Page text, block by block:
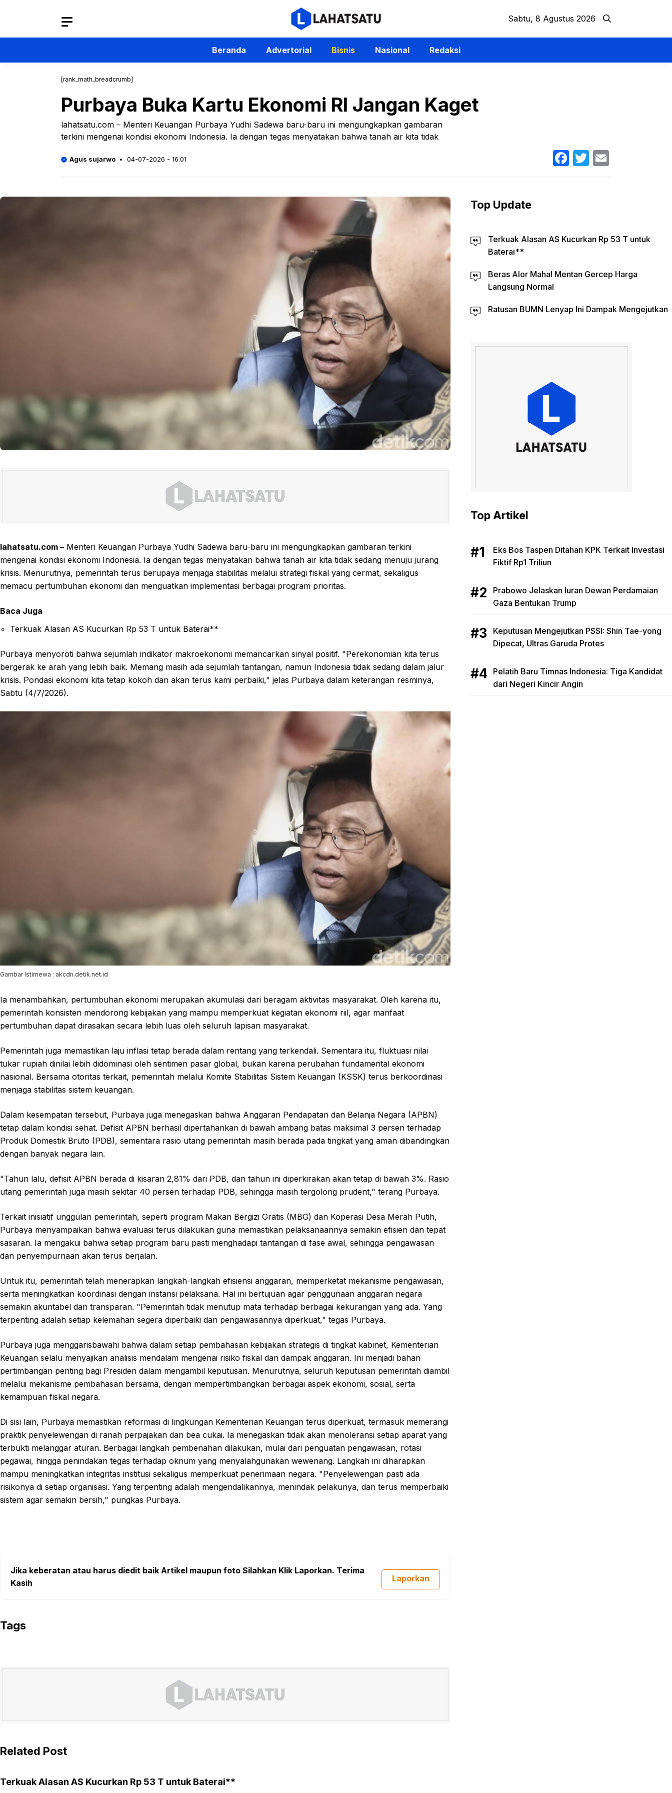
Sabtu, 8 Agustus 2026
Beranda Advertorial Bisnis Nasional Redaksi
[rank_math_breadcrumb]
Purbaya Buka Kartu Ekonomi RI Jangan Kaget
lahatsatu.com – Menteri Keuangan Purbaya Yudhi Sadewa baru-baru ini mengungkapkan gambaran
terkini mengenai kondisi ekonomi Indonesia. Ia dengan tegas menyatakan bahwa tanah air kita tidak
Agus sujarwo 04-07-2026 - 16.01 Facebook
Twitter
lahatsatu.com – Menteri Keuangan Purbaya Yudhi Sadewa baru-baru ini mengungkapkan gambaran terkini
mengenai kondisi ekonomi Indonesia. Ia dengan tegas menyatakan bahwa tanah air kita tidak sedang menuju jurang
krisis. Menurutnya, pemerintah terus berupaya menjaga stabilitas melalui strategi fiskal yang cermat, sekaligus
memacu pertumbuhan ekonomi dan menguatkan implementasi berbagai program prioritas.
Baca Juga
Terkuak Alasan AS Kucurkan Rp 53 T untuk Baterai**
Purbaya menyoroti bahwa sejumlah indikator makroekonomi memancarkan sinyal positif. "Perekonomian kita terus
bergerak ke arah yang lebih baik. Memang masih ada sejumlah tantangan, namun Indonesia tidak sedang dalam jalur
krisis. Pondasi ekonomi kita tetap kokoh dan akan terus kami perbaiki," jelas Purbaya dalam keterangan resminya,
Sabtu (4/7/2026).
Gambar Istimewa : akcdn.detik.net.id
Ia menambahkan, pertumbuhan ekonomi merupakan akumulasi dari beragam aktivitas masyarakat. Oleh karena itu,
pemerintah konsisten mendorong kebijakan yang mampu memperkuat kegiatan ekonomi riil, agar manfaat
pertumbuhan dapat dirasakan secara lebih luas oleh seluruh lapisan masyarakat.
Pemerintah juga memastikan laju inflasi tetap berada dalam rentang yang terkendali. Sementara itu, fluktuasi nilai
tukar rupiah dinilai lebih didominasi oleh sentimen pasar global, bukan karena perubahan fundamental ekonomi
nasional. Bersama otoritas terkait, pemerintah melalui Komite Stabilitas Sistem Keuangan (KSSK) terus berkoordinasi
menjaga stabilitas sistem keuangan.
Dalam kesempatan tersebut, Purbaya juga menegaskan bahwa Anggaran Pendapatan dan Belanja Negara (APBN)
tetap dalam kondisi sehat. Defisit APBN berhasil dipertahankan di bawah ambang batas maksimal 3 persen terhadap
Produk Domestik Bruto (PDB), sementara rasio utang pemerintah masih berada pada tingkat yang aman dibandingkan
dengan banyak negara lain.
"Tahun lalu, defisit APBN berada di kisaran 2,81% dari PDB, dan tahun ini diperkirakan akan tetap di bawah 3%. Rasio
utang pemerintah juga masih sekitar 40 persen terhadap PDB, sehingga masih tergolong prudent," terang Purbaya.
Terkait inisiatif unggulan pemerintah, seperti program Makan Bergizi Gratis (MBG) dan Koperasi Desa Merah Putih,
Purbaya menyampaikan bahwa evaluasi terus dilakukan guna memastikan pelaksanaannya semakin efisien dan tepat
sasaran. Ia mengakui bahwa setiap program baru pasti menghadapi tantangan di fase awal, sehingga pengawasan
dan penyempurnaan akan terus berjalan.
Untuk itu, pemerintah telah menerapkan langkah-langkah efisiensi anggaran, memperketat mekanisme pengawasan,
serta meningkatkan koordinasi dengan instansi pelaksana. Hal ini bertujuan agar penggunaan anggaran negara
semakin akuntabel dan transparan. "Pemerintah tidak menutup mata terhadap berbagai kekurangan yang ada. Yang
terpenting adalah setiap kelemahan segera diperbaiki dan pengawasannya diperkuat," tegas Purbaya.
Purbaya juga menggarisbawahi bahwa dalam setiap pembahasan kebijakan strategis di tingkat kabinet, Kementerian
Keuangan selalu menyajikan analisis mendalam mengenai risiko fiskal dan dampak anggaran. Ini menjadi bahan
pertimbangan penting bagi Presiden dalam mengambil keputusan. Menurutnya, seluruh keputusan pemerintah diambil
melalui mekanisme pembahasan bersama, dengan mempertimbangkan berbagai aspek ekonomi, sosial, serta
kemampuan fiskal negara.
Di sisi lain, Purbaya memastikan reformasi di lingkungan Kementerian Keuangan terus diperkuat, termasuk memerangi
praktik penyelewengan di ranah perpajakan dan bea cukai. Ia menegaskan tidak akan menoleransi setiap aparat yang
terbukti melanggar aturan. Berbagai langkah pembenahan dilakukan, mulai dari penguatan pengawasan, rotasi
pegawai, hingga penindakan tegas terhadap oknum yang menyalahgunakan wewenang. Langkah ini diharapkan
mampu meningkatkan integritas institusi sekaligus memperkuat penerimaan negara. "Penyelewengan pasti ada
risikonya di setiap organisasi. Yang terpenting adalah mengendalikannya, menindak pelakunya, dan terus memperbaiki
sistem agar semakin bersih," pungkas Purbaya.
Jika keberatan atau harus diedit baik Artikel maupun foto Silahkan Klik Laporkan. Terima
Kasih
Laporkan
Tags
Related Post
Terkuak Alasan AS Kucurkan Rp 53 T untuk Baterai**
Top Update
Terkuak Alasan AS Kucurkan Rp 53 T untuk
Baterai**
Beras Alor Mahal Mentan Gercep Harga
Langsung Normal
Ratusan BUMN Lenyap Ini Dampak Mengejutkan
Top Artikel
Eks Bos Taspen Ditahan KPK Terkait Investasi
Fiktif Rp1 Triliun
Prabowo Jelaskan Iuran Dewan Perdamaian
Gaza Bentukan Trump
Keputusan Mengejutkan PSSI: Shin Tae-yong
Dipecat, Ultras Garuda Protes
Pelatih Baru Timnas Indonesia: Tiga Kandidat
dari Negeri Kincir Angin